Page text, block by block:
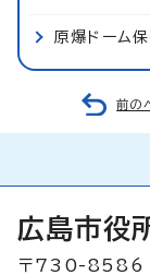
原爆ドーム
前の
広島市役
〒730-8586